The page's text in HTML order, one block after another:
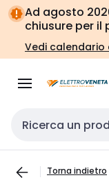
Vai alla
navigazione
Vai
alla
pagina
Ad agosto
chiusure per il
Vedi calendario
Cerca input
Torna indietro